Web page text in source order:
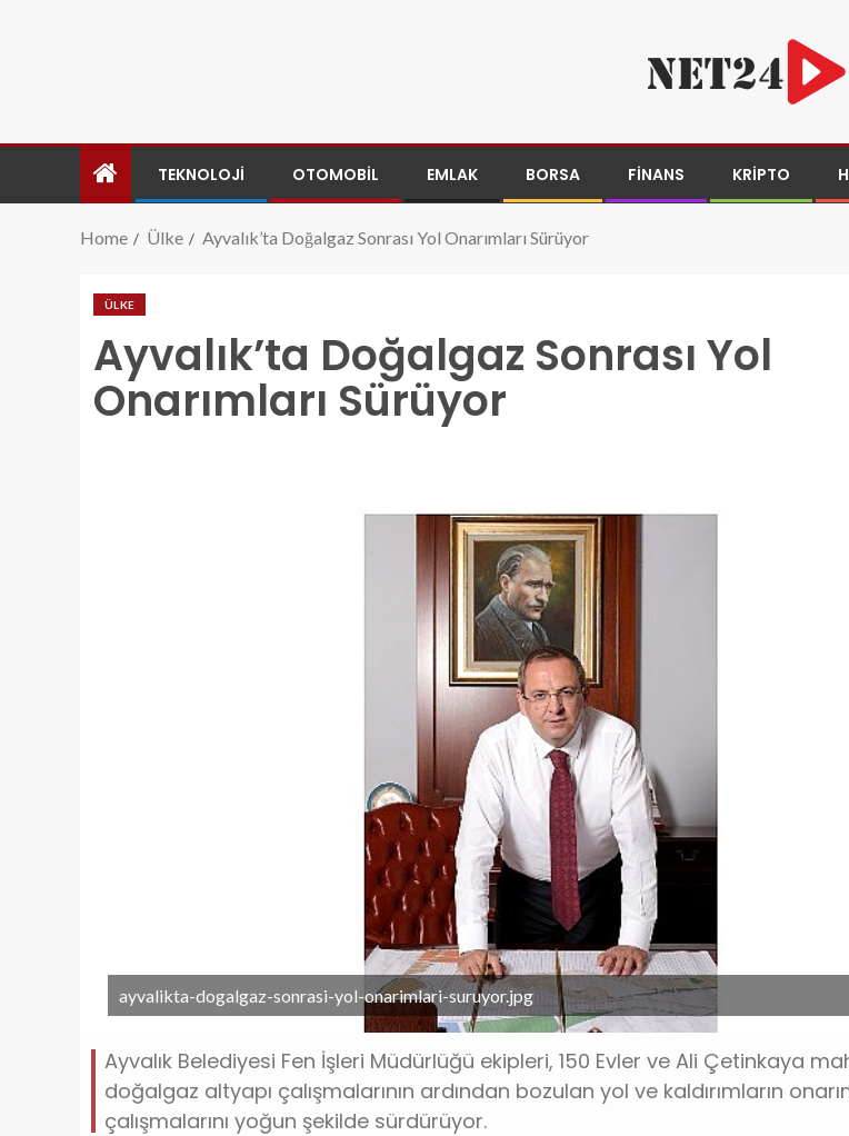
TEKNOLOJI OTOMOBIL EMLAK BORSA FINANS KRIPTO
Home Ülke Ayvalık’ta Doğalgaz Sonrası Yol Onarımları Sürüyor
ÜLKE
Ayvalık’ta Doğalgaz Sonrası Yol
Onarımları Sürüyor
ayvalikta-dogalgaz-sonrasi-yol-onarimlari-suruyor.jpg
Ayvalık Belediyesi Fen İşleri Müdürlüğü ekipleri, 150 Evler ve Ali Çetinkaya
doğalgaz altyapı çalışmalarının ardından bozulan yol ve kaldırımların
çalışmalarını yoğun şekilde sürdürüyor.